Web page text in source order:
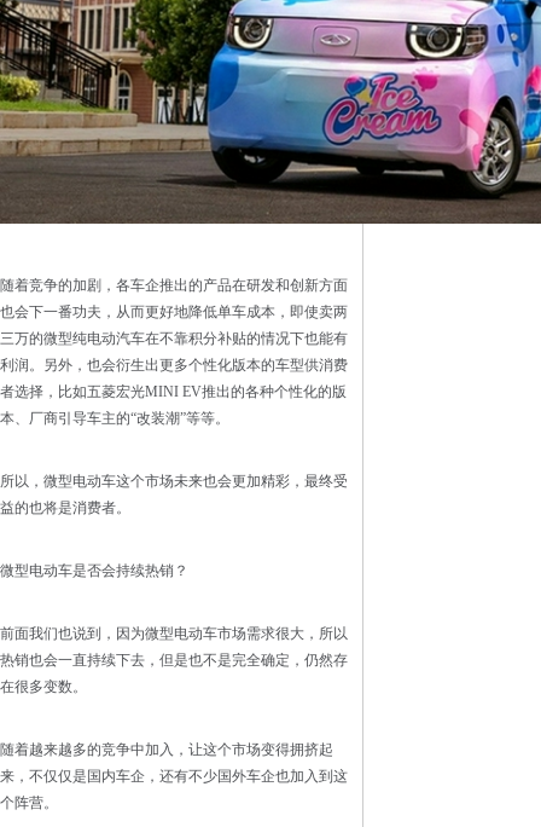
随着竞争的加剧，各车企推出的产品在研发和创新方面
也会下一番功夫，从而更好地降低单车成本，即使卖两
三万的微型纯电动汽车在不靠积分补贴的情况下也能有
利润。另外，也会衍生出更多个性化版本的车型供消费
者选择，比如五菱宏光MINI EV推出的各种个性化的版
本、厂商引导车主的“改装潮”等等。
所以，微型电动车这个市场未来也会更加精彩，最终受
益的也将是消费者。
微型电动车是否会持续热销？
前面我们也说到，因为微型电动车市场需求很大，所以
热销也会一直持续下去，但是也不是完全确定，仍然存
在很多变数。
随着越来越多的竞争中加入，让这个市场变得拥挤起
来，不仅仅是国内车企，还有不少国外车企也加入到这
个阵营。